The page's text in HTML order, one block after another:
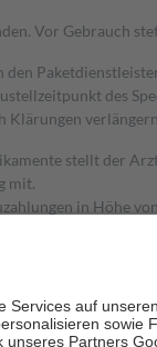
Vor Gebrauch
den
des
Klärungen
stellt der
mit.
in Höhe
für Online-
für ihre eigene
vollendeten 18.